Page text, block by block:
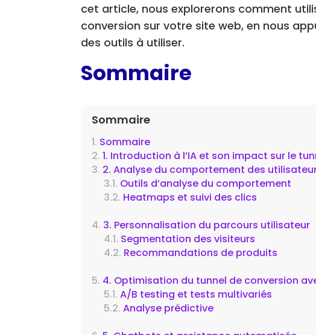
cet article, nous explorerons comment
conversion sur votre site web, en nous
des outils à utiliser.
Sommaire
Sommaire
Sommaire
1. Introduction à l’IA et son impact sur le
2. Analyse du comportement des
Outils d’analyse du comportement
Heatmaps et suivi des clics
3. Personnalisation du parcours utilisateur
Segmentation des visiteurs
Recommandations de produits
4. Optimisation du tunnel de conversion
A/B testing et tests multivariés
Analyse prédictive